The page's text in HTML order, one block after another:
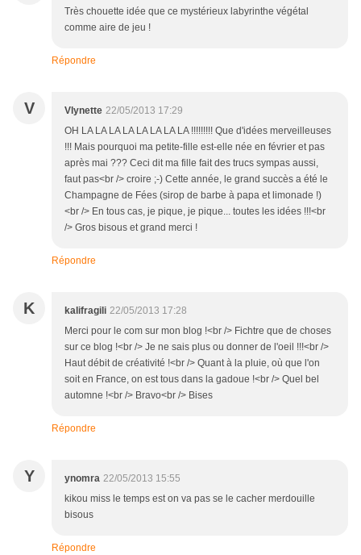
Très chouette idée que ce mystérieux labyrinthe végétal
comme aire de jeu !
Répondre
V Vlynette 22/05/2013 17:29
OH LA LA LA LA LA LA LA LA !!!!!!!!! Que d'idées merveilleuses
!!! Mais pourquoi ma petite-fille est-elle née en février et pas
après mai ??? Ceci dit ma fille fait des trucs sympas aussi,
faut pas<br /> croire ;-) Cette année, le grand succès a été le
Champagne de Fées (sirop de barbe à papa et limonade !)
<br /> En tous cas, je pique, je pique... toutes les idées !!!<br
/> Gros bisous et grand merci !
Répondre
K kalifragili 22/05/2013 17:28
Merci pour le com sur mon blog !<br /> Fichtre que de choses
sur ce blog !<br /> Je ne sais plus ou donner de l'oeil !!!<br />
Haut débit de créativité !<br /> Quant à la pluie, où que l'on
soit en France, on est tous dans la gadoue !<br /> Quel bel
automne !<br /> Bravo<br /> Bises
Répondre
Y ynomra 22/05/2013 15:55
kikou miss le temps est on va pas se le cacher merdouille
bisous
Répondre